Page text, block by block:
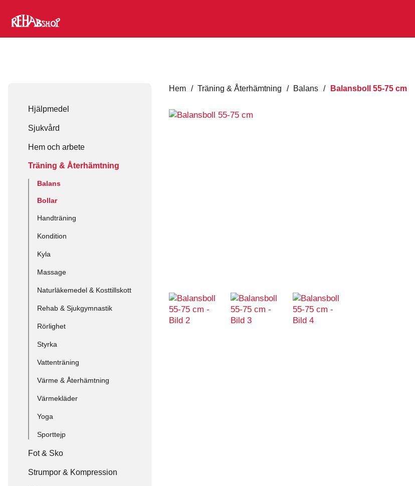
Hjälpmedel
Sjukvård
Hem och arbete
Träning & Återhämtning
Balans
Bollar
Handträning
Kondition
Kyla
Massage
Naturläkemedel & Kosttillskott
Rehab & Sjukgymnastik
Rörlighet
Styrka
Vattenträning
Värme & Återhämtning
Värmekläder
Yoga
Sporttejp
Fot & Sko
Strumpor & Kompression
Hem / Träning & Återhämtning / Balans / Balansboll 55-75 cm